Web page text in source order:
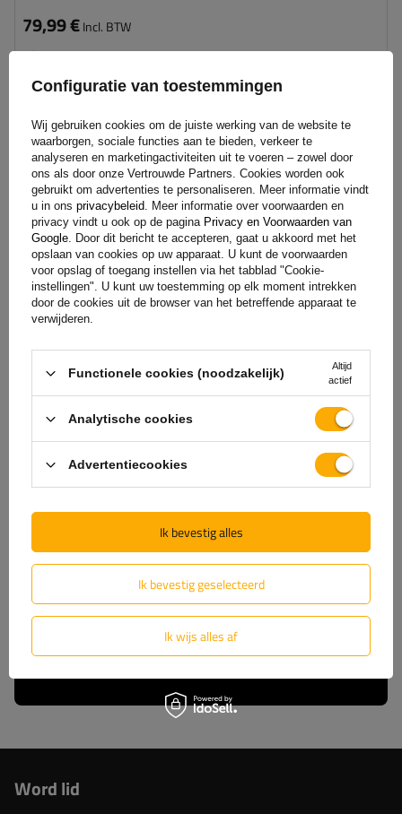
79,99 €Incl. BTW
Product beschikbaar in grote hoeveelheden
We verzenden al
winkelwagen
toevoegen
De officiële webshop van
de fabrikant
GARANTIE OP KWALITEIT EN AUTHENTICITEIT
koopt, kiest u ervoor om
rechtstreeks bij de fabrikant te kopen. U bent er
100% zeker van dat het product origineel is en dat
de transactie volledig veilig is. Wij ontwerpen en
bouwen onze aanhangwagens zelf, daarom bieden
wij u volledige technische ondersteuning en
constante toegang tot originele reserveonderdelen.
Kies voor beproefde oplossingen van de marktleider.
Lees meer over ons
Word lid
Configuratie van toestemmingen
Wij gebruiken cookies om de juiste werking van de website te
waarborgen, sociale functies aan te bieden, verkeer te
analyseren en marketingactiviteiten uit te voeren – zowel door
ons als door onze Vertrouwde Partners. Cookies worden ook
gebruikt om advertenties te personaliseren. Meer informatie vindt
u in ons privacybeleid. Meer informatie over voorwaarden en
privacy vindt u ook op de pagina Privacy en Voorwaarden van
Google. Door dit bericht te accepteren, gaat u akkoord met het
opslaan van cookies op uw apparaat. U kunt de voorwaarden
voor opslag of toegang instellen via het tabblad "Cookie-
instellingen". U kunt uw toestemming op elk moment intrekken
door de cookies uit de browser van het betreffende apparaat te
verwijderen.
Functionele cookies (noodzakelijk)
Altijd
actief
Analytische cookies
Advertentiecookies
Ik bevestig geselecteerd
Ik wijs alles af
Ik bevestig alles